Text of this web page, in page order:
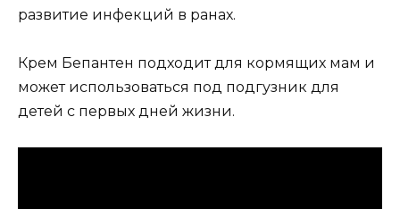
развитие инфекций в ранах.
Крем Бепантен подходит для кормящих мам и
может использоваться под подгузник для
детей с первых дней жизни.